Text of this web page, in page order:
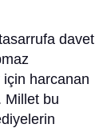
davet
harcanan
Millet bu